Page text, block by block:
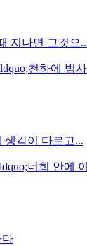
지나면 그것으
천하에 범
생각이 다르고...
너희 안에
다